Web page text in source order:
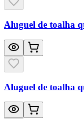
Aluguel de toalha
Aluguel de toalha